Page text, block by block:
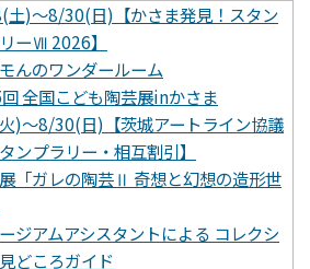
土)～8/30(日)【かさま発見！スタン
ーⅦ 2026】
んのワンダールーム
全国こども陶芸展inかさま
)～8/30(日)【茨城アートライン協議
ンプラリー・相互割引】
「ガレの陶芸Ⅱ 奇想と幻想の造形世
ジアムアシスタントによる コレクシ
どころガイド